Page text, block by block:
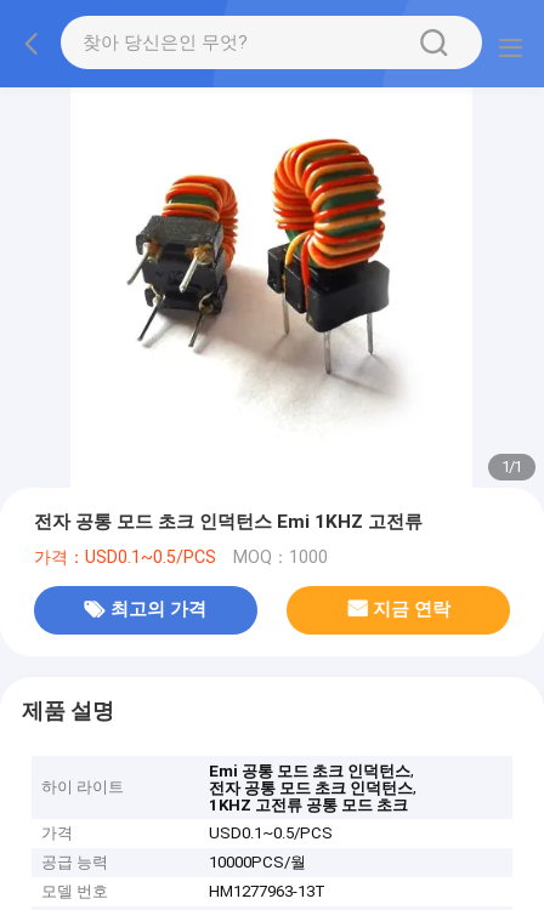
1/1
전자 공통 모드 초크 인덕턴스 Emi 1KHZ 고전류
가격：USD0.1~0.5/PCS MOQ：1000
최고의 가격 지금 연락
제품 설명
하이 라이트
Emi 공통 모드 초크 인덕턴스,
전자 공통 모드 초크 인덕턴스,
1KHZ 고전류 공통 모드 초크
가격
USD0.1~0.5/PCS
공급 능력
10000PCS/월
모델 번호
HM1277963-13T